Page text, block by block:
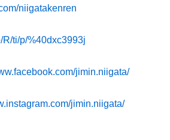
niigatakenren
R/ti/p/%40dxc3993j
jimin.niigata/
jimin.niigata/